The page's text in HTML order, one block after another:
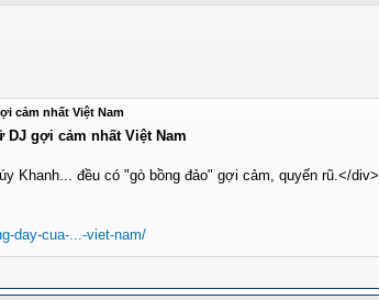
cảm nhất Việt Nam
DJ gợi cảm nhất Việt Nam
Khanh... đều có "gò bồng đảo" gợi cảm, quyến rũ.</div>
day-cua-...-viet-nam/